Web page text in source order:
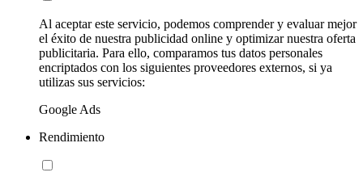
Al aceptar este servicio, podemos comprender y evaluar mejor
el éxito de nuestra publicidad online y optimizar nuestra oferta
publicitaria. Para ello, comparamos tus datos personales
encriptados con los siguientes proveedores externos, si ya
utilizas sus servicios:
Google Ads
Rendimiento